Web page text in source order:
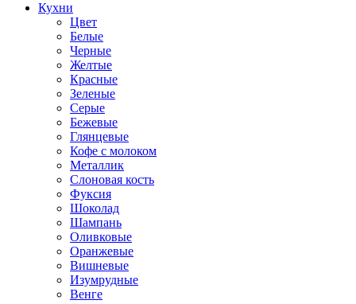
Кухни
Цвет
Белые
Черные
Желтые
Красные
Зеленые
Серые
Бежевые
Глянцевые
Кофе с молоком
Металлик
Слоновая кость
Фуксия
Шоколад
Шампань
Оливковые
Оранжевые
Вишневые
Изумрудные
Венге